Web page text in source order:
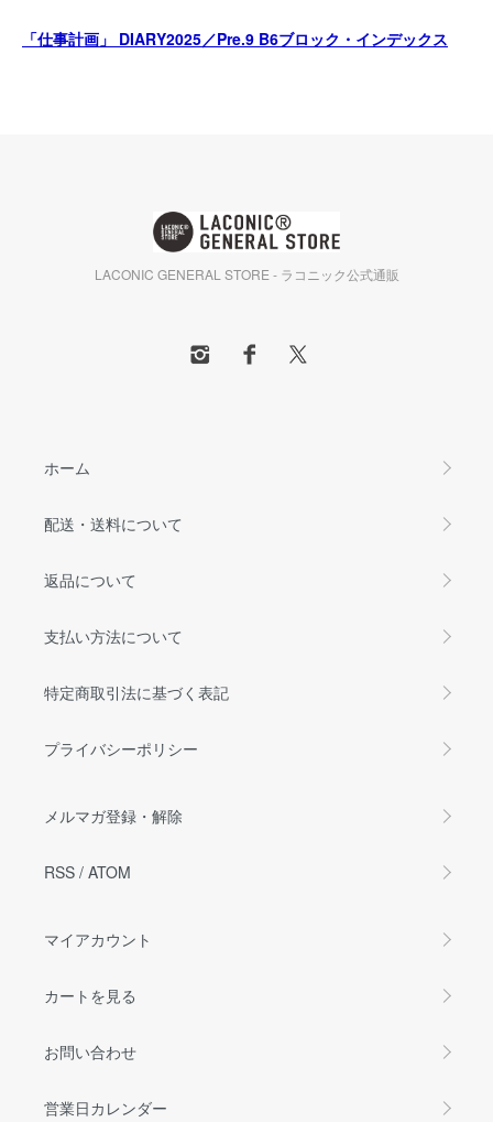
「仕事計画」 DIARY2025／Pre.9 B6ブロック・インデックス
LACONIC GENERAL STORE - ラコニック公式通販
ホーム
配送・送料について
返品について
支払い方法について
特定商取引法に基づく表記
プライバシーポリシー
メルマガ登録・解除
RSS / ATOM
マイアカウント
カートを見る
お問い合わせ
営業日カレンダー